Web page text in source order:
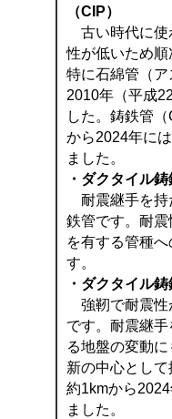
（CIP）
古い時代に使
性が低いため順
特に石綿管（
2010年（平成
した。鋳鉄管
から2024年に
ました。
・ダクタイル
耐震継手を持
鉄管です。耐
を有する管種
す。
・ダクタイル
強靭で耐震性
です。耐震継
る地盤の変動
新の中心とし
約1kmから
ました。